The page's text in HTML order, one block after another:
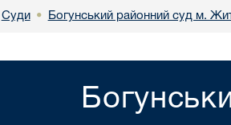
Суди • Богунський районний суд м.